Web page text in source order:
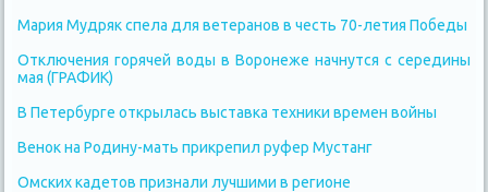
Мария Мудряк спела для ветеранов в честь 70-летия Победы
Отключения горячей воды в Воронеже начнутся с середины
мая (ГРАФИК)
В Петербурге открылась выставка техники времен войны
Венок на Родину-мать прикрепил руфер Мустанг
Омских кадетов признали лучшими в регионе